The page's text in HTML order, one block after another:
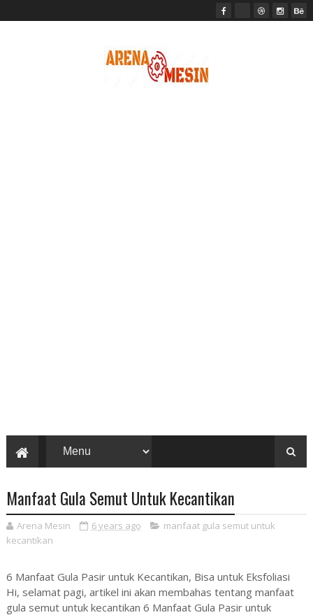
Manfaat Gula Semut Untuk Kecantikan
Arena Mesin 6 years ago
manfaat gula semut untuk
kecantikan
6 Manfaat Gula Pasir untuk Kecantikan, Bisa untuk Eksfoliasi
Hi, selamat pagi, artikel ini akan membahas tentang manfaat
gula semut untuk kecantikan 6 Manfaat Gula Pasir untuk